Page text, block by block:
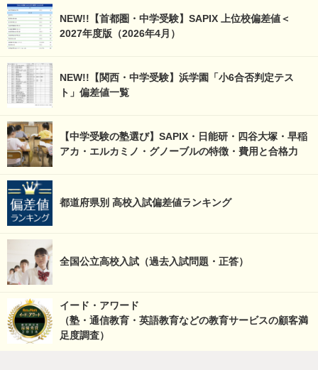
NEW!!【首都圏・中学受験】SAPIX 上位校偏差値＜
2027年度版（2026年4月）
NEW!!【関西・中学受験】浜学園「小6合否判定テス
ト」偏差値一覧
【中学受験の塾選び】SAPIX・日能研・四谷大塚・早稲
アカ・エルカミノ・グノーブルの特徴・費用と合格力
都道府県別 高校入試偏差値ランキング
全国公立高校入試（過去入試問題・正答）
イード・アワード
（塾・通信教育・英語教育などの教育サービスの顧客満
足度調査）